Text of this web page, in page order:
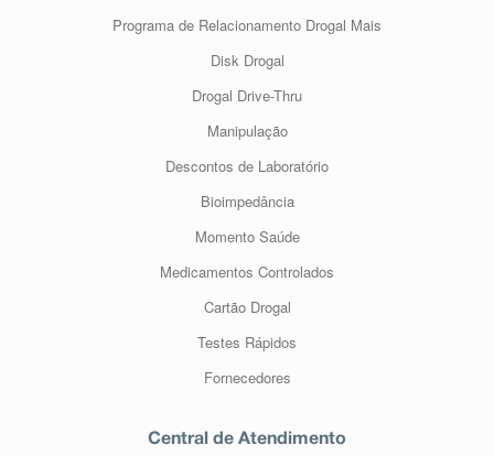
Programa de Relacionamento Drogal Mais
Disk Drogal
Drogal Drive-Thru
Manipulação
Descontos de Laboratório
Bioimpedância
Momento Saúde
Medicamentos Controlados
Cartão Drogal
Testes Rápidos
Fornecedores
Central de Atendimento